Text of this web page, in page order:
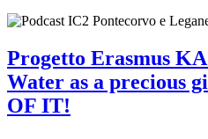
Progetto Erasmus
Water as a precious
OF IT!